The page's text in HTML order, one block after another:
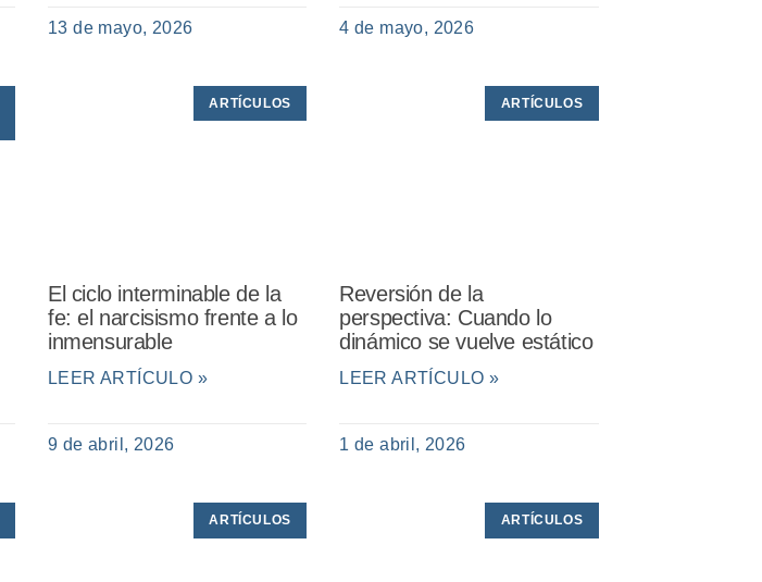
13 de mayo, 2026 4 de mayo, 2026
ARTÍCULOS
El ciclo interminable de la
fe: el narcisismo frente a lo
inmensurable
LEER ARTÍCULO »
9 de abril, 2026
ARTÍCULOS
Reversión de la
perspectiva: Cuando lo
dinámico se vuelve estático
LEER ARTÍCULO »
1 de abril, 2026
ARTÍCULOS ARTÍCULOS